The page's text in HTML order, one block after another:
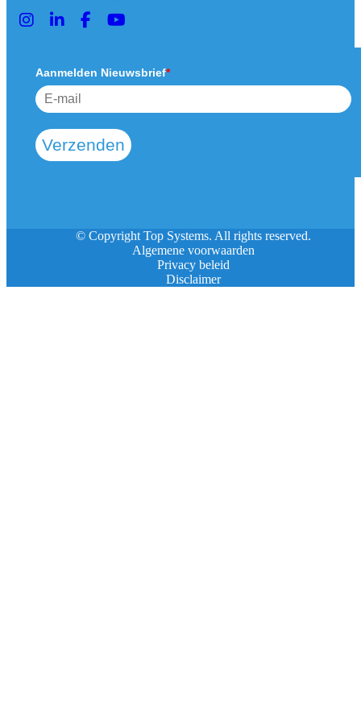
Aanmelden Nieuwsbrief*
Verzenden
© Copyright Top Systems. All rights reserved.
Algemene voorwaarden
Privacy beleid
Disclaimer